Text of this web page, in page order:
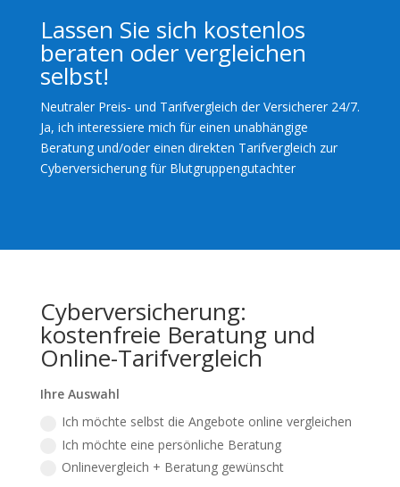
Lassen Sie sich kostenlos
beraten oder vergleichen
selbst!
Neutraler Preis- und Tarifvergleich der Versicherer 24/7.
Ja, ich interessiere mich für einen unabhängige
Beratung und/oder einen direkten Tarifvergleich zur
Cyberversicherung für Blutgruppengutachter
Cyberversicherung:
kostenfreie Beratung und
Online-Tarifvergleich
Ihre Auswahl
Ich möchte selbst die Angebote online vergleichen
Ich möchte eine persönliche Beratung
Onlinevergleich + Beratung gewünscht